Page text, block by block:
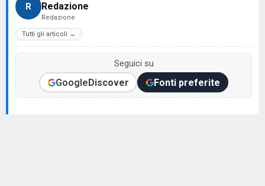
R Redazione
Redazione
Tutti gli articoli →
Seguici su
GoogleDiscover Fonti preferite